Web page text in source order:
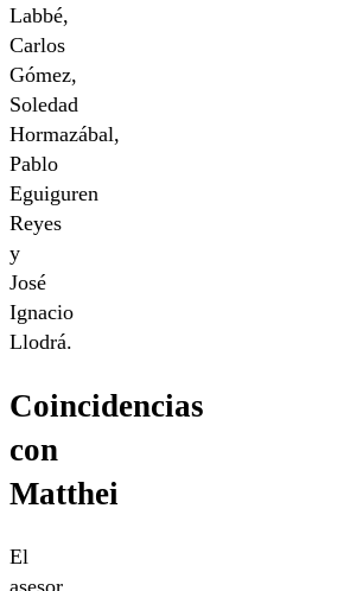
Labbé,
Carlos
Gómez,
Soledad
Hormazábal,
Pablo
Eguiguren
Reyes
y
José
Ignacio
Llodrá.
Coincidencias
con
Matthei
El